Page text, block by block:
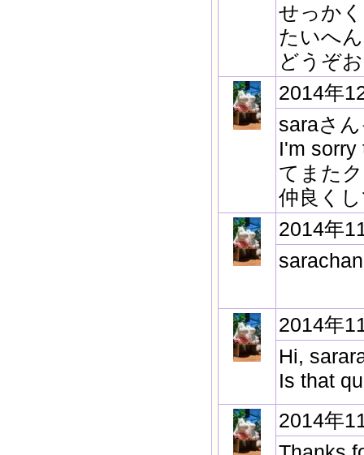
せっか
たいへ
どうぞ
2014年
saraさ
I'm
てまた
仲良く
2014年
2014年
Hi,
Is that
2014年